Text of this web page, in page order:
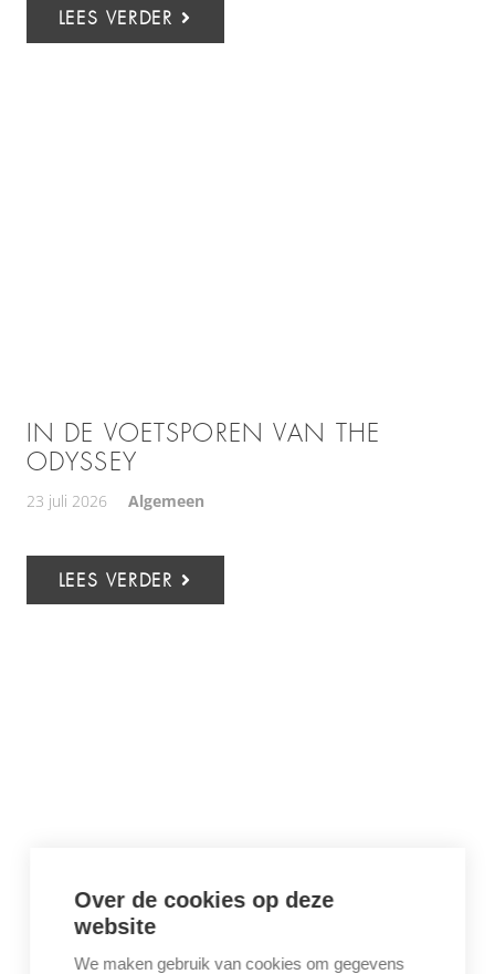
LEES VERDER
IN DE VOETSPOREN VAN THE
ODYSSEY
23 juli 2026 Algemeen
LEES VERDER
Over de cookies op deze
website
We maken gebruik van cookies om gegevens